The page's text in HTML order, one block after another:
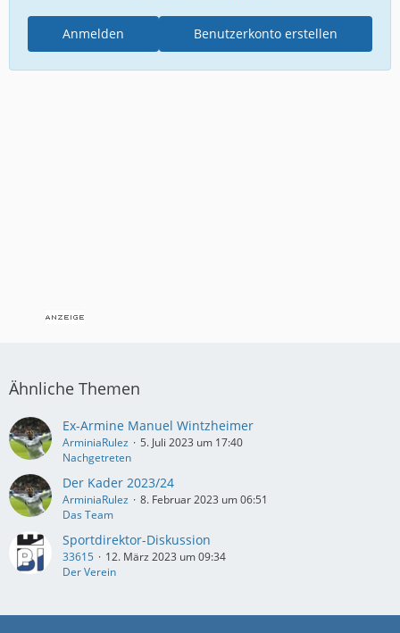
Benutzerkonto erstellen
Anmelden
Ähnliche Themen
Ex-Armine Manuel Wintzheimer
ArminiaRulez
5. Juli 2023 um 17:40
Nachgetreten
Der Kader 2023/24
ArminiaRulez
8. Februar 2023 um 06:51
Das Team
Sportdirektor-Diskussion
33615
12. März 2023 um 09:34
Der Verein